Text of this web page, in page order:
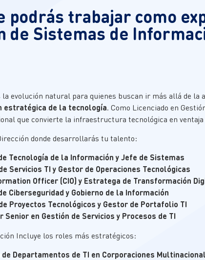
podrás trabajar como
de Sistemas de
evolución natural para quienes buscan ir más allá de la
estratégica de la tecnología. Como Licenciado en
que convierte la infraestructura tecnológica en
donde desarrollarás tu talento:
Tecnología de la Información y Jefe de Sistemas
Servicios TI y Gestor de Operaciones Tecnológicas
Officer (CIO) y Estratega de Transformación
Ciberseguridad y Gobierno de la Información
Proyectos Tecnológicos y Gestor de Portafolio TI
Senior en Gestión de Servicios y Procesos de TI
Incluye los roles más estratégicos:
de Departamentos de TI en Corporaciones